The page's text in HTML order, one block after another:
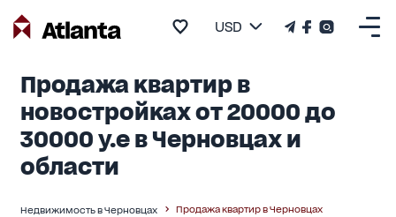
USD
Продажа квартир в
новостройках от 20000 до
30000 у.е в Черновцах и
области
Недвижимость в Черновцах Продажа квартир в Черновцах